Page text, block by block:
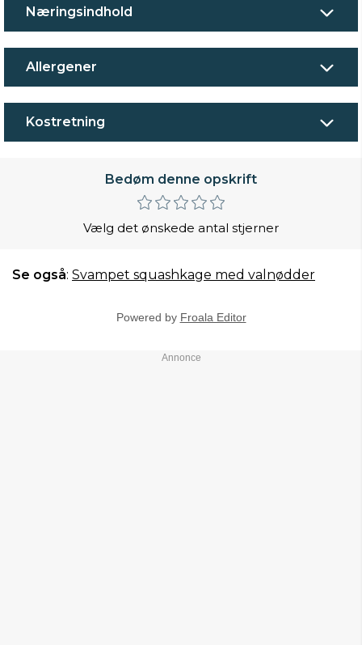
Næringsindhold
Allergener
Kostretning
Bedøm denne opskrift
Vælg det ønskede antal stjerner
Se også: Svampet squashkage med valnødder
Powered by Froala Editor